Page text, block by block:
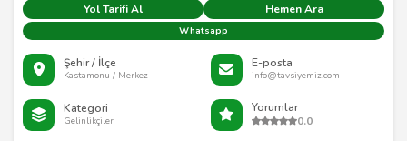
Yol Tarifi Al Hemen Ara
Whatsapp
Şehir / İlçe
Kastamonu / Merkez
E-posta
info@tavsiyemiz.com
Kategori
Gelinlikçiler
Yorumlar
0.0